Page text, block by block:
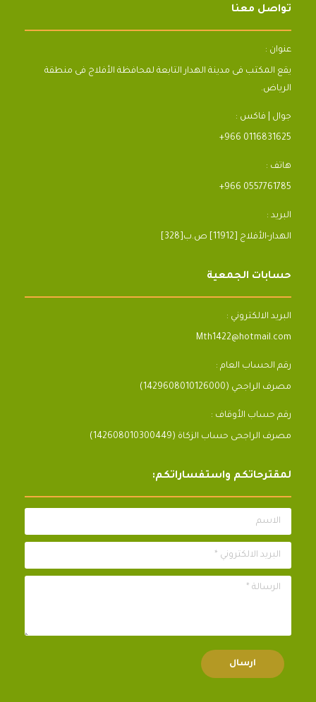
تواصل معنا
عنوان :
يقع المكتب فى مدينة الهدار التابعة لمحافظة الأفلاج فى منطقة
الرياض.
جوال | فاكس :
+966 0116831625
هاتف :
+966 0557761785
البريد :
[328]الهدار-الأفلاج [11912] ص.ب
حسابات الجمعية
البريد الالكتروني :
Mth1422@hotmail.com
رقم الحساب العام :
مصرف الراجحي (1429608010126000)
رقم حساب الأوقاف :
مصرف الراجحى حساب الزكاة (142608010300449)
لمقترحاتكم واستفساراتكم:
الاسم
البريد الالكتروني *
الرسالة *